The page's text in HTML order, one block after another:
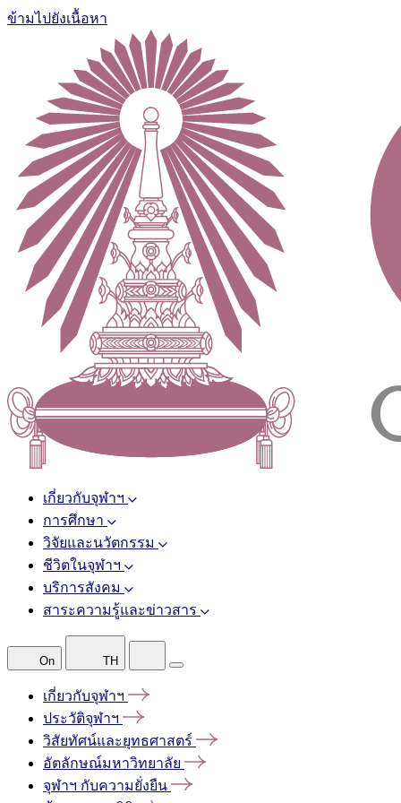
ข้ามไปยังเนื้อหา
เกี่ยวกับจุฬาฯ
การศึกษา
วิจัยและนวัตกรรม
ชีวิตในจุฬาฯ
บริการสังคม
สาระความรู้และข่าวสาร
On TH
เกี่ยวกับจุฬาฯ
ประวัติจุฬาฯ
วิสัยทัศน์และยุทธศาสตร์
อัตลักษณ์มหาวิทยาลัย
จุฬาฯ กับความยั่งยืน